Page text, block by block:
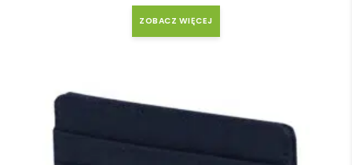
ZOBACZ WIĘCEJ